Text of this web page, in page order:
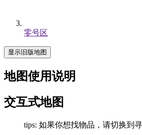
零号区
显示旧版地图
地图使用说明
交互式地图
tips: 如果你想找物品，请切换到寻